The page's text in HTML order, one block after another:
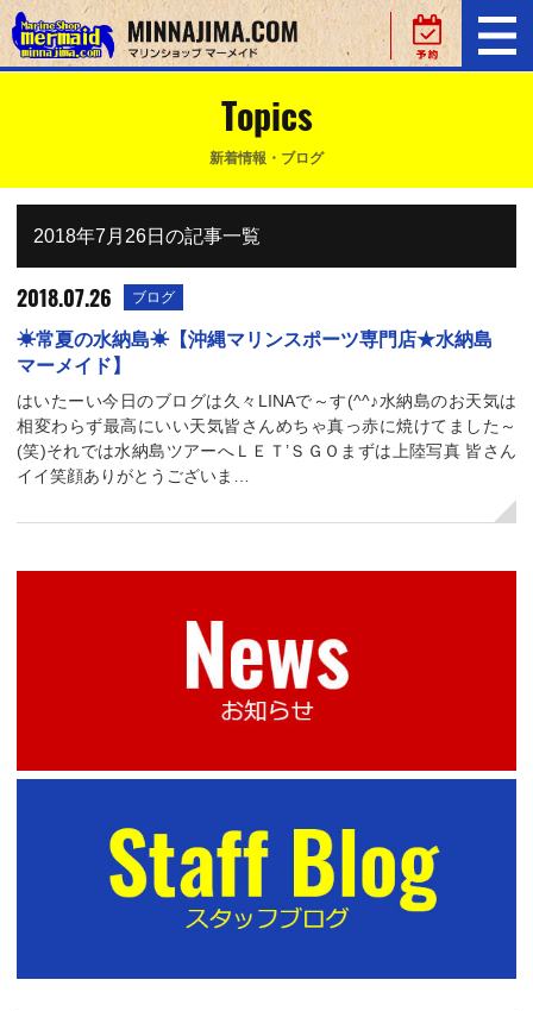
Topics
新着情報・ブログ
2018年7月26日の記事一覧
2018.07.26 ブログ
☀常夏の水納島☀【沖縄マリンスポーツ専門店★水納島
マーメイド】
はいたーい今日のブログは久々LINAで～す(^^♪水納島のお天気は
相変わらず最高にいい天気皆さんめちゃ真っ赤に焼けてました～
(笑)それでは水納島ツアーへＬＥＴ’ＳＧＯまずは上陸写真 皆さん
イイ笑顔ありがとうございま…